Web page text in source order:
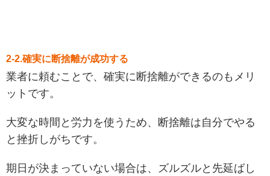
2-2.確実に断捨離が成功する
業者に頼むことで、確実に断捨離ができるのもメリ
ットです。
大変な時間と労力を使うため、断捨離は自分でやる
と挫折しがちです。
期日が決まっていない場合は、ズルズルと先延ばし